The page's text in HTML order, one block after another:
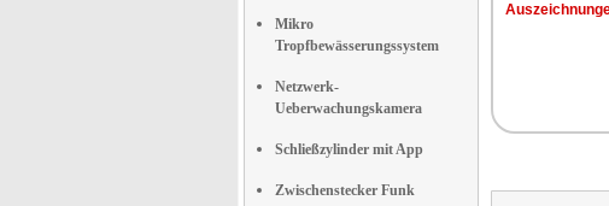
Mikro
Tropfbewässerungssystem
Netzwerk-
Ueberwachungskamera
Schließzylinder mit App
Zwischenstecker Funk